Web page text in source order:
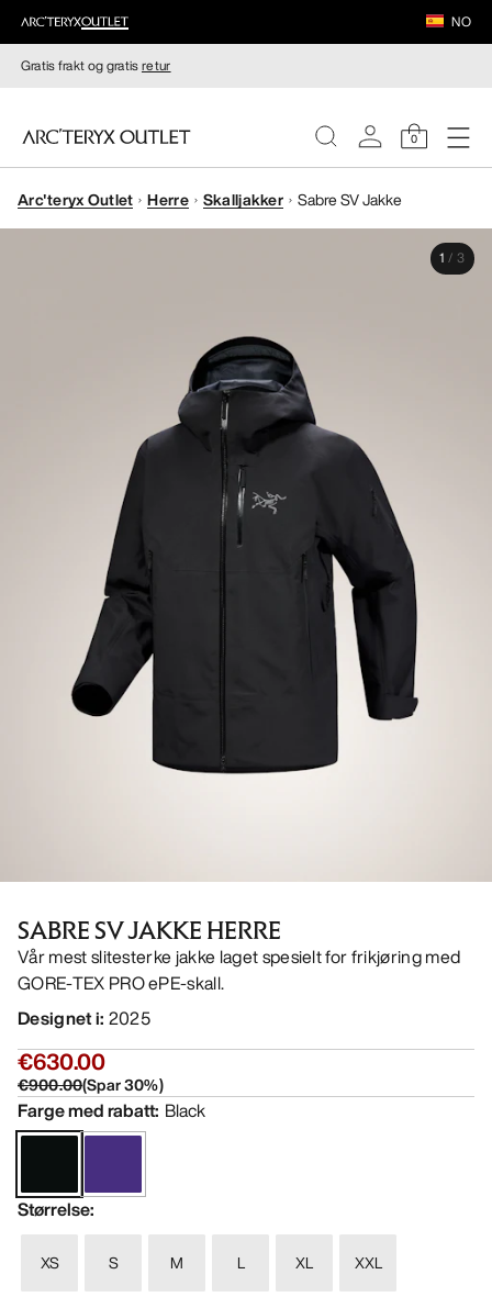
NO
Gratis frakt og gratisretur
0
DAMER
Arc'teryx Outlet Herre Skalljakker Sabre SV Jakke
1 / 3
SABRE SV JAKKE HERRE
Vår mest slitesterke jakke laget spesielt for frikjøring med
GORE-TEX PRO ePE-skall.
Designet i: 2025
€630.00
€900.00(Spar30%)
Farge med rabatt: Black
Størrelse:
XS S M L XL
XXL